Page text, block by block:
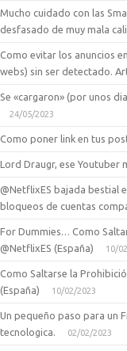
Mucho cuidado con las
desfasado de muy mala
Como evitar los anuncios
webs) sin ser detectado.
Se «cargaron» (por unos
24/05/2023
Como poner link en tus
Lord Draugr, ese Youtuber
@NetflixES bajada bestial
bloqueos de cuentas
For Dummies… Como
@NetflixES (España)
10/
Como Saltarse la
(España)
10/02/2023
Un pequeño paso para un
tecnologica.
02/02/2023